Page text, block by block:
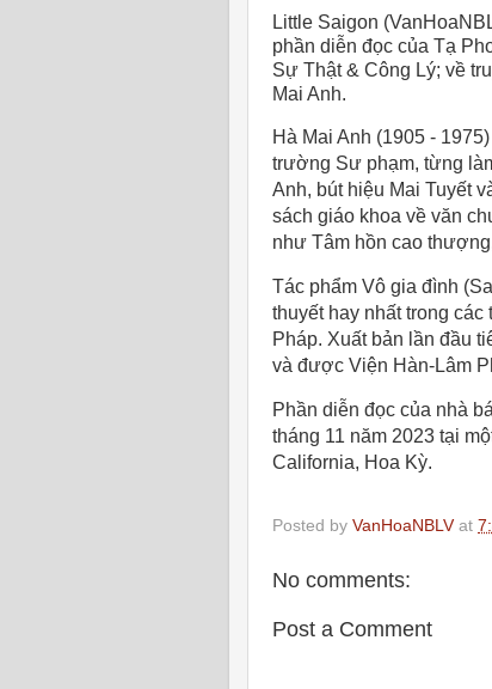
Little Saigon
phần diễn đọc của Tạ
Sự Thật & Công Lý; về
Mai Anh.
Hà Mai Anh (1905 -
trường Sư phạm, từng
Anh, bút hiệu Mai Tuyết
sách giáo khoa về văn
như Tâm hồn cao
Tác phẩm Vô gia đình
thuyết hay nhất trong
Pháp. Xuất bản lần đầu
và được Viện Hàn-Lâm
Phần diễn đọc của nhà
tháng 11 năm 2023 tại
California, Hoa Kỳ.
Posted by VanHoaNBLV at
No comments:
Post a Comment